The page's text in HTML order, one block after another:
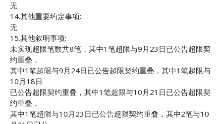
无
14.其他重要约定事项:
无
15.其他叙明事项:
未实现超限笔数共8笔，其中1笔超限与9月23日已公告超限契
约重叠，
其中1笔超限与9月24日已公告超限契约重叠，其中1笔超限与
10月18日
已公告超限契约重叠，其中1笔超限与10月21日已公告超限契
约重叠，
其中1笔超限与10月23日已公告超限契约重叠，其中2笔与10